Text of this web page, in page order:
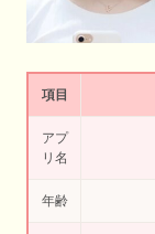
項目
アプ
リ名
年齢